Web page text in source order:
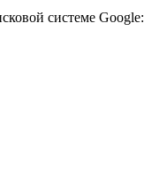
системе Google: